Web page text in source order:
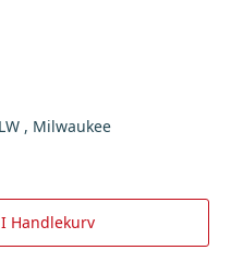
, Milwaukee
Handlekurv